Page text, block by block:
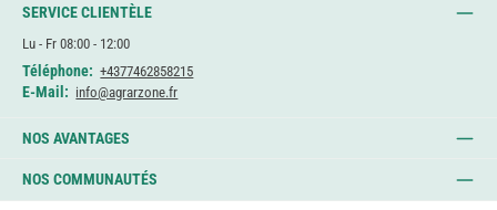
SERVICE CLIENTÈLE
Lu - Fr 08:00 - 12:00
Téléphone: +4377462858215
E-Mail: info@agrarzone.fr
NOS AVANTAGES
NOS COMMUNAUTÉS